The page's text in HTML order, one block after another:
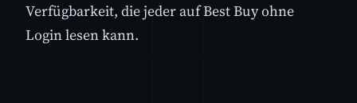
Verfügbarkeit, die jeder auf Best Buy ohne
Login lesen kann.